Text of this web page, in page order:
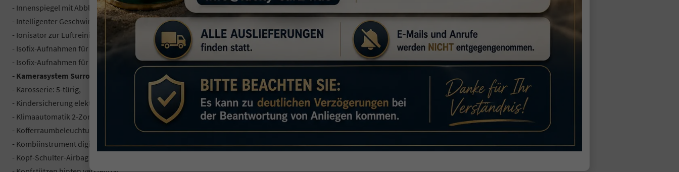
- Innenspiegel mit Abblendautomatik,
- Intelligenter Geschwindigkeits-Begrenzer (ISLC),
- Ionisator zur Luftreinigung mit PM 2.5 Luftreinigungs-System,
- Isofix-Aufnahmen für Kindersitz an Beifahrersitz,
- Isofix-Aufnahmen für Kindersitz an Rücksitz,
- Kamerasystem Surround View 360°,
- Karosserie: 5-türig,
- Kindersicherung elektrisch,
- Klimaautomatik 2-Zonen,
- Kofferraumbeleuchtung,
- Kombiinstrument digital (10,25 Zoll),
- Kopf-Schulter-Airbag vorn und hinten,